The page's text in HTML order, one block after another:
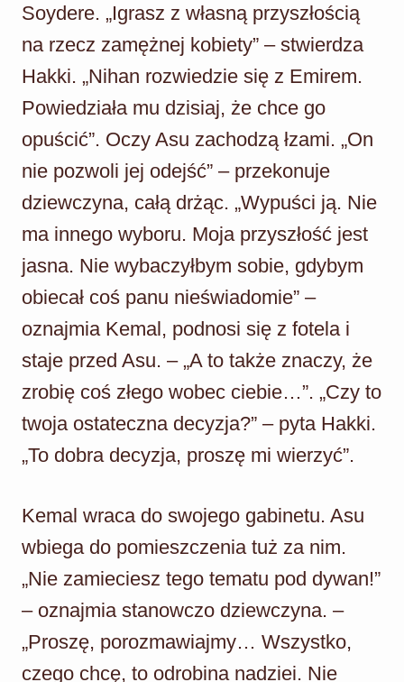
Soydere. „Igrasz z własną przyszłością
na rzecz zamężnej kobiety” – stwierdza
Hakki. „Nihan rozwiedzie się z Emirem.
Powiedziała mu dzisiaj, że chce go
opuścić”. Oczy Asu zachodzą łzami. „On
nie pozwoli jej odejść” – przekonuje
dziewczyna, całą drżąc. „Wypuści ją. Nie
ma innego wyboru. Moja przyszłość jest
jasna. Nie wybaczyłbym sobie, gdybym
obiecał coś panu nieświadomie” –
oznajmia Kemal, podnosi się z fotela i
staje przed Asu. – „A to także znaczy, że
zrobię coś złego wobec ciebie…”. „Czy to
twoja ostateczna decyzja?” – pyta Hakki.
„To dobra decyzja, proszę mi wierzyć”.
Kemal wraca do swojego gabinetu. Asu
wbiega do pomieszczenia tuż za nim.
„Nie zamieciesz tego tematu pod dywan!”
– oznajmia stanowczo dziewczyna. –
„Proszę, porozmawiajmy… Wszystko,
czego chcę, to odrobina nadziei. Nie